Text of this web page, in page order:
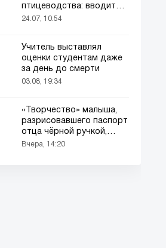
птицеводства: вводится
новый порядок
24.07, 10:54
Учитель выставлял
оценки студентам даже
за день до смерти
03.08, 19:34
«Творчество» малыша,
разрисовавшего паспорт
отца чёрной ручкой,
привлекло всеобщее
Вчера, 14:20